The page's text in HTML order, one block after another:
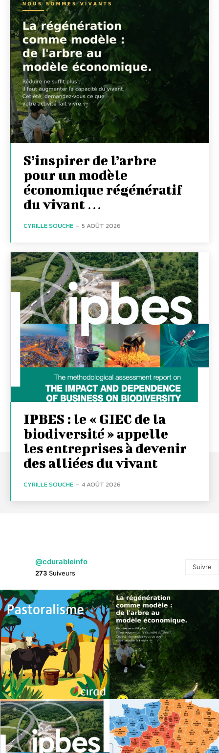
S’inspirer de l’arbre
pour un modèle
économique régénératif
du vivant …
CYRILLE SOUCHE - 5 AOÛT 2026
IPBES : le « GIEC de la
biodiversité » appelle
les entreprises à devenir
des alliées du vivant
CYRILLE SOUCHE - 4 AOÛT 2026
@cdurableinfo
273 Suiveurs
Suivre